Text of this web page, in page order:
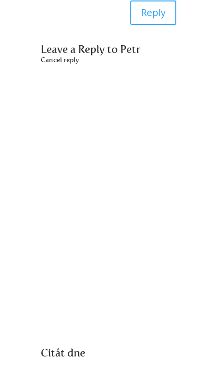
Reply
Leave a Reply to Petr
Cancel reply
Citát dne